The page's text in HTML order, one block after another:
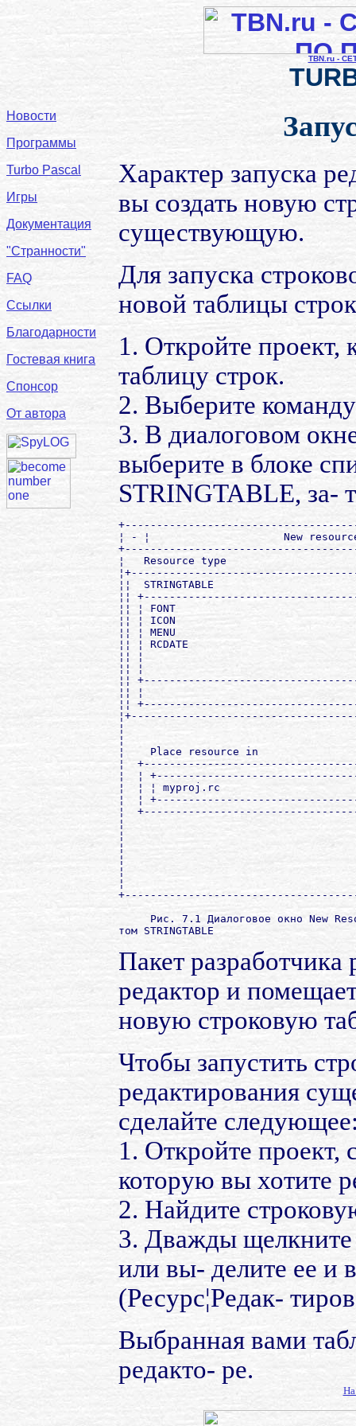
TBN.ru -
Новости
Программы
Turbo Pascal
Игры
Документация
"Странности"
FAQ
Ссылки
Благодарности
Гостевая книга
Спонсор
От автора
Характер запуска
вы создать новую
существующую.
Для запуска
новой таблицы
1. Откройте проект,
таблицу строк.
2. Выберите
3. В диалоговом
выберите в блоке
STRINGTABLE, за-
¦ - ¦                     New
¦   Resource type
¦¦  STRINGTABLE
¦¦
¦¦ ¦ FONT
¦¦ ¦ ICON
¦¦ ¦ MENU
¦¦ ¦ RCDATE
¦¦ ¦
¦¦ ¦
¦¦
¦¦ ¦
¦¦
¦
¦
¦    Place resource in
¦
¦  ¦
¦  ¦ ¦ myproj.rc
¦  ¦
¦
¦
¦
¦
¦
¦
¦
Рис. 7.1 Диалоговое окно New
Пакет разработчика
редактор и
новую строковую
Чтобы запустить
редактирования
сделайте
1. Откройте
которую вы хотите
2. Найдите
3. Дважды
или вы- делите ее и
(Ресурс¦Редак-
Выбранная вами
редакто- ре.